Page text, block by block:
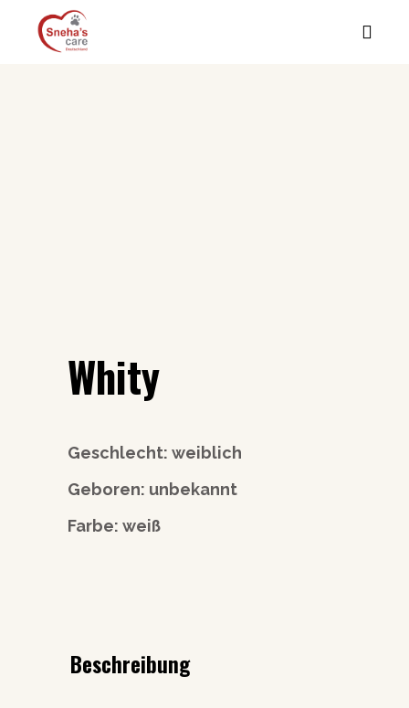
Whity
Geschlecht: weiblich
Geboren: unbekannt
Farbe: weiß
Beschreibung